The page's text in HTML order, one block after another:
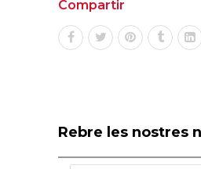
Compartir
Rebre les nostres